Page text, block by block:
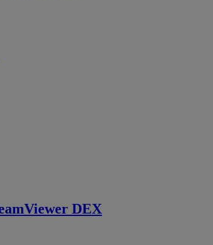
DEX